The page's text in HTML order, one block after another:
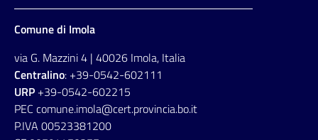
Comune di Imola
via G. Mazzini 4 | 40026 Imola, Italia
Centralino: +39-0542-602111
URP +39-0542-602215
PEC comune.imola@cert.provincia.bo.it
P.IVA 00523381200